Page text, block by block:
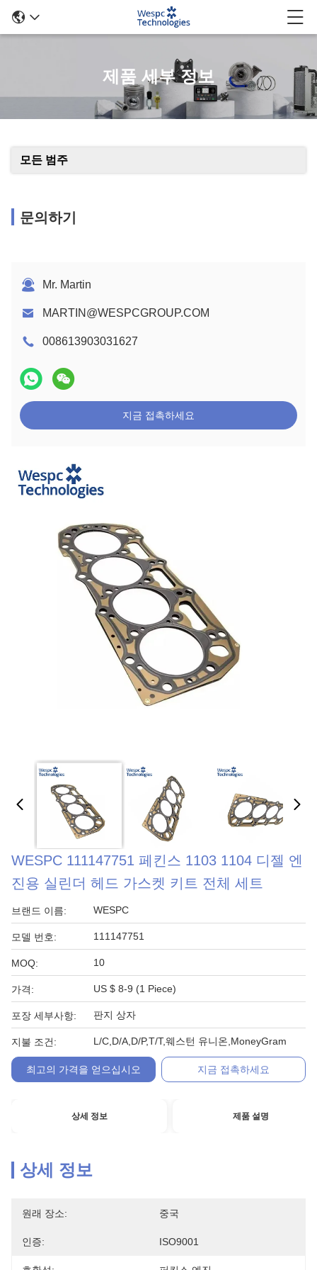
제품 세부 정보
모든 범주
문의하기
Mr. Martin
MARTIN@WESPCGROUP.COM
008613903031627
지금 접촉하세요
WESPC 111147751 페킨스 1103 1104 디젤 엔
진용 실린더 헤드 가스켓 키트 전체 세트
브랜드 이름: WESPC
모델 번호: 111147751
MOQ: 10
가격: US $ 8-9 (1 Piece)
포장 세부사항: 판지 상자
지불 조건: L/C,D/A,D/P,T/T,웨스턴 유니온,MoneyGram
최고의 가격을 얻으십시오 지금 접촉하세요
상세 정보 제품 설명
상세 정보
원래 장소: 중국
인증: ISO9001